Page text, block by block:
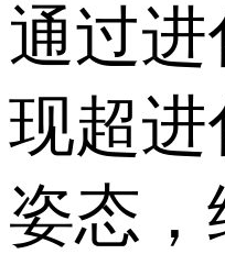
通过进
现超进
姿态